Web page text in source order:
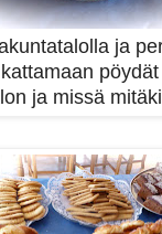
ja
ja missä